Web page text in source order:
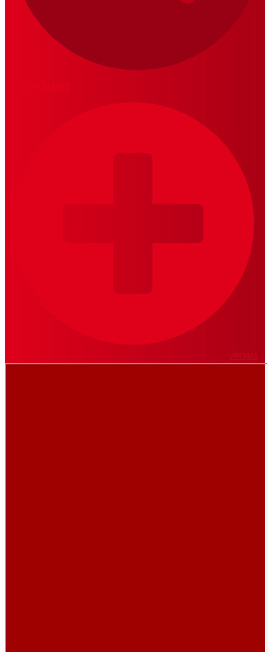
VER MÁS